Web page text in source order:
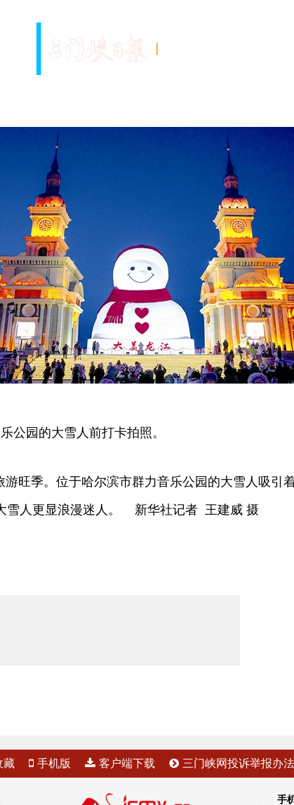
园的大雪人前打卡拍照。
季。位于哈尔滨市群力音乐公园的大雪人吸引
雪人更显浪漫迷人。 新华社记者 王建威 摄
藏 手机版 客户端下载 三门峡网投诉举报办法
手